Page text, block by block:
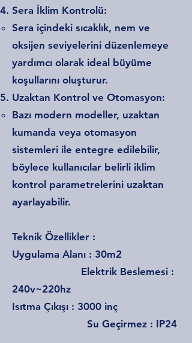
Sera İklim Kontrolü:
Sera içindeki sıcaklık, nem ve
oksijen seviyelerini düzenlemeye
yardımcı olarak ideal büyüme
koşullarını oluşturur.
Uzaktan Kontrol ve Otomasyon:
Bazı modern modeller, uzaktan
kumanda veya otomasyon
sistemleri ile entegre edilebilir,
böylece kullanıcılar belirli iklim
kontrol parametrelerini uzaktan
ayarlayabilir.
Teknik Özellikler :
Uygulama Alanı : 30m2
Elektrik Beslemesi :
240v~220hz
Isıtma Çıkışı : 3000 inç
Su Geçirmez : IP24